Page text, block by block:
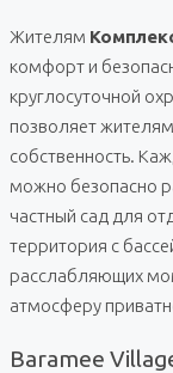
Жителям
комфорт и
круглосуточной
позволяет
собственность.
можно безопасно
частный сад для
территория с
расслабляющих
атмосферу
Baramee